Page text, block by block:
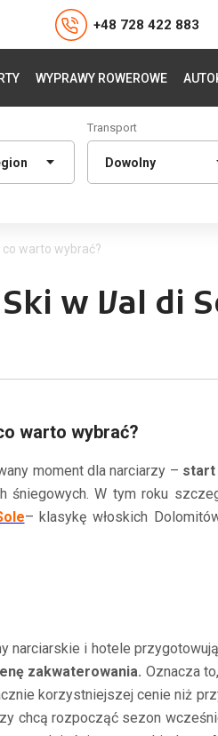
+48 728 422 883
WYPRAWY ROWEROWE
Transport
co warto wybrać?
w Val di
warto wybrać?
moment dla narciarzy – start
śniegowych. W tym roku
– klasykę włoskich
narciarskie i hotele
zakwaterowania. Oznacza
korzystniejszej cenie niż
chcą rozpocząć sezon